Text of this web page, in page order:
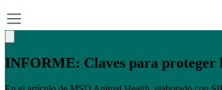
INFORME: Claves para proteger